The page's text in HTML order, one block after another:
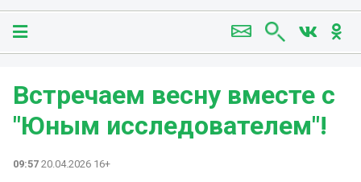
Встречаем весну вместе с
"Юным исследователем"!
09:57 20.04.2026 16+